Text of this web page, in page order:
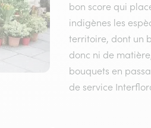
bon score qui
indigènes les
territoire, dont un
donc ni de
bouquets en
de service